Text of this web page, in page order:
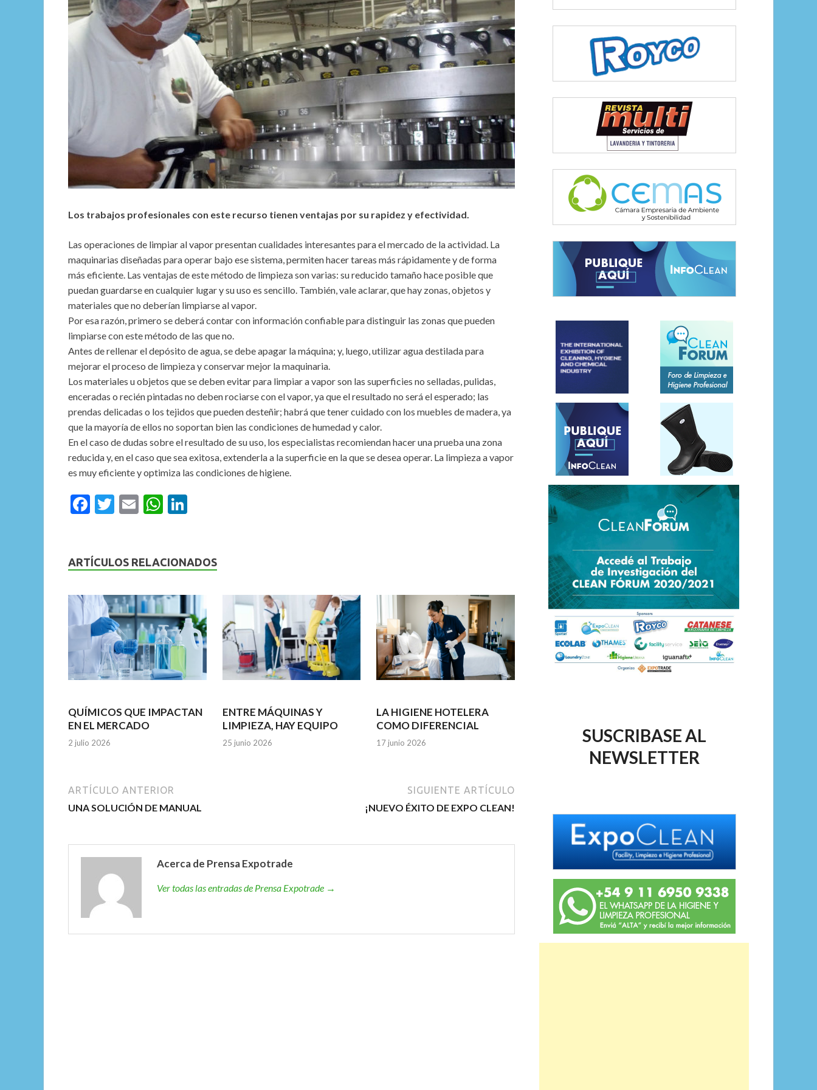
Los trabajos profesionales con este recurso tienen ventajas por su rapidez y efectividad.
Las operaciones de limpiar al vapor presentan cualidades interesantes para el mercado de la actividad. La
maquinarias diseñadas para operar bajo ese sistema, permiten hacer tareas más rápidamente y de forma
más eficiente. Las ventajas de este método de limpieza son varias: su reducido tamaño hace posible que
puedan guardarse en cualquier lugar y su uso es sencillo. También, vale aclarar, que hay zonas, objetos y
materiales que no deberían limpiarse al vapor.
Por esa razón, primero se deberá contar con información confiable para distinguir las zonas que pueden
limpiarse con este método de las que no.
Antes de rellenar el depósito de agua, se debe apagar la máquina; y, luego, utilizar agua destilada para
mejorar el proceso de limpieza y conservar mejor la maquinaria.
Los materiales u objetos que se deben evitar para limpiar a vapor son las superficies no selladas, pulidas,
enceradas o recién pintadas no deben rociarse con el vapor, ya que el resultado no será el esperado; las
prendas delicadas o los tejidos que pueden desteñir; habrá que tener cuidado con los muebles de madera, ya
que la mayoría de ellos no soportan bien las condiciones de humedad y calor.
En el caso de dudas sobre el resultado de su uso, los especialistas recomiendan hacer una prueba una zona
reducida y, en el caso que sea exitosa, extenderla a la superficie en la que se desea operar. La limpieza a vapor
es muy eficiente y optimiza las condiciones de higiene.
F
b
o
k
T
er
E
l
W
s
p
p
dI
ARTÍCULOS RELACIONADOS
QUÍMICOS QUE IMPACTAN
EN EL MERCADO
2 julio 2026
ENTRE MÁQUINAS Y
LIMPIEZA, HAY EQUIPO
25 junio 2026
LA HIGIENE HOTELERA
COMO DIFERENCIAL
17 junio 2026
ARTÍCULO ANTERIOR
UNA SOLUCIÓN DE MANUAL
SIGUIENTE ARTÍCULO
¡NUEVO ÉXITO DE EXPO CLEAN!
Acerca de Prensa Expotrade
Ver todas las entradas de Prensa Expotrade →
SUSCRIBASE AL
NEWSLETTER